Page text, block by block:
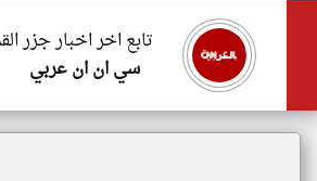
تابع اخر اخبار جزر
سي ان ان عربي